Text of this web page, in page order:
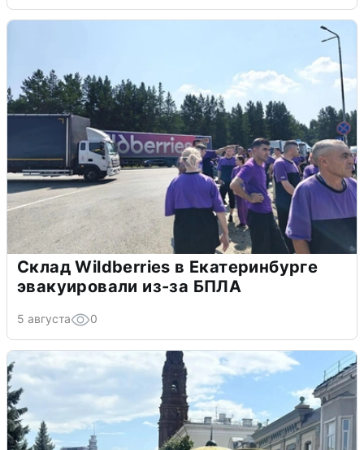
Склад Wildberries в Екатеринбурге
эвакуировали из-за БПЛА
5 августа 0